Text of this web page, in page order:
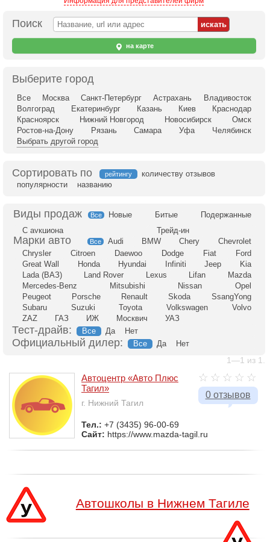
Поиск
на карте
Выберите город
Все Москва Санкт-Петербург Астрахань
Владивосток
Волгоград
Екатеринбург Казань Киев
Краснодар
Красноярск
Нижний Новгород Новосибирск
Омск
Ростов-на-Дону
Рязань Самара Уфа
Челябинск
Выбрать другой город
Сортировать по рейтингу
количеству отзывов
популярности
названию
Все Новые Битые
Подержанные
С аукциона
Трейд-ин
Все Audi BMW Chery
Chevrolet
Chrysler
Citroen Daewoo Dodge Fiat
Ford
Great Wall
Honda Hyundai Infiniti Jeep
Kia
Lada (ВАЗ)
Land Rover Lexus Lifan
Mazda
Mercedes-Benz
Mitsubishi Nissan
Opel
Peugeot
Porsche Renault Skoda
SsangYong
Subaru
Suzuki Toyota Volkswagen
Volvo
ZAZ
ГАЗ ИЖ Москвич УАЗ
Тест-драйв: Все Да Нет
Официальный дилер: Все Да Нет
1—1 из 1.
0 отзывов
Автоцентр «Авто Плюс
Тагил»
г. Нижний Тагил
Тел.: +7 (3435) 96-00-69
Сайт: https://www.mazda-tagil.ru
Автошколы в Нижнем Тагиле